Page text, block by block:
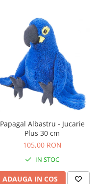
Papagal Albastru - Jucarie
Plus 30 cm
105,00 RON
IN STOC
ADAUGA IN COS